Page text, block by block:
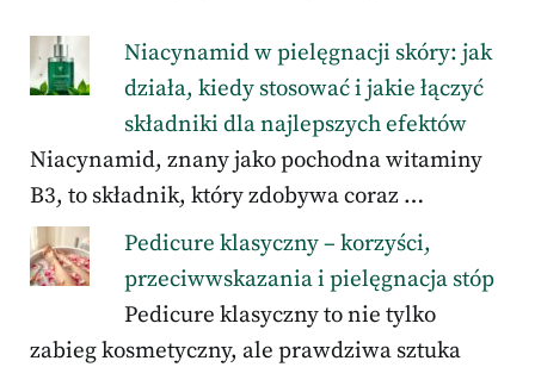
Niacynamid w pielęgnacji skóry: jak
działa, kiedy stosować i jakie łączyć
składniki dla najlepszych efektów
Niacynamid, znany jako pochodna witaminy
B3, to składnik, który zdobywa coraz …
Pedicure klasyczny – korzyści,
przeciwwskazania i pielęgnacja stóp
Pedicure klasyczny to nie tylko
zabieg kosmetyczny, ale prawdziwa sztuka